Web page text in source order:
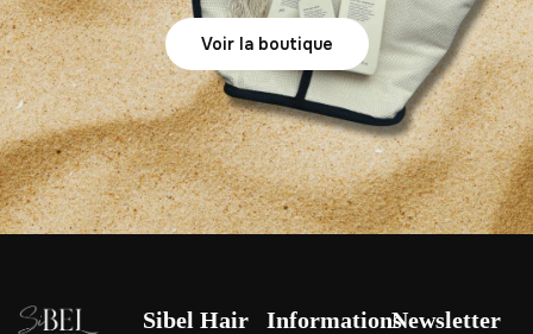
Voir la boutique
Sibel Hair
InformationsNewsletter